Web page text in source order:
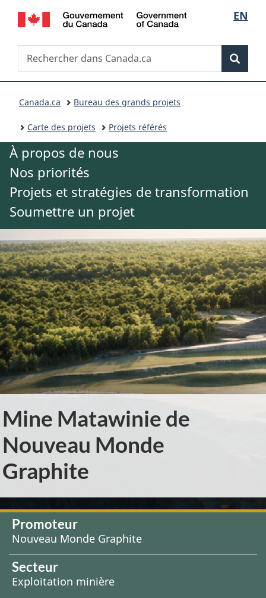
Passer
au
contenu
principal
Passer
à
la
version
HTML
simplifiée
é
l
t
o
n
d
e
l
a
l
a
n
EN
/
R
e
c
h
e
r
c
h
e
Rechercher
dans
V
o
u
s
ê
t
e
s
i
c
i
:
Canada.ca Bureau des grands projets
Carte des projets Projets référés
À propos de nous
Nos priorités
Projets et stratégies de transformation
Soumettre un projet
Mine Matawinie de
Nouveau Monde
Graphite
Promoteur
Nouveau Monde Graphite
Secteur
Exploitation minière